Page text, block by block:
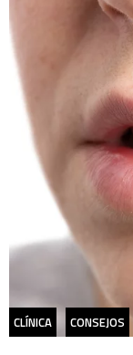
CLÍNICA CONSEJOS